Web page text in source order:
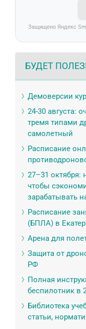
Защищено Яндекс
БУДЕТ
Демоверсии
24-30 августа:
тремя типами
самолетный
Расписание
27–31 октября:
чтобы
зарабатывать
Расписание
(БПЛА) в
Арена для
Защита от
РФ
Полная
беспилотник в
Библиотека
статьи,